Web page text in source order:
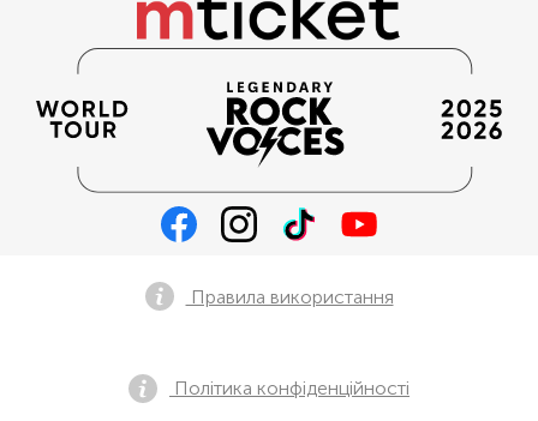
Правила використання
Політика конфіденційності